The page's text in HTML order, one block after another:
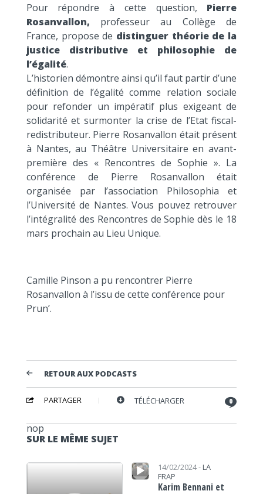
Pour répondre à cette question, Pierre
Rosanvallon, professeur au Collège de
France, propose de distinguer théorie de la
justice distributive et philosophie de
l’égalité.
L’historien démontre ainsi qu’il faut partir d’une
définition de l’égalité comme relation sociale
pour refonder un impératif plus exigeant de
solidarité et surmonter la crise de l’Etat fiscal-
redistributeur. Pierre Rosanvallon était présent
à Nantes, au Théâtre Universitaire en avant-
première des « Rencontres de Sophie ». La
conférence de Pierre Rosanvallon était
organisée par l’association Philosophia et
l’Université de Nantes. Vous pouvez retrouver
l’intégralité des Rencontres de Sophie dès le 18
mars prochain au Lieu Unique.
Camille Pinson a pu rencontrer Pierre
Rosanvallon à l’issu de cette conférence pour
Prun’.
RETOUR AUX PODCASTS
PARTAGER TÉLÉCHARGER 0
nop
SUR LE MÊME SUJET
Lecteur audio
Lecteur audio 14/02/2024 - LA
FRAP
Karim Bennani et